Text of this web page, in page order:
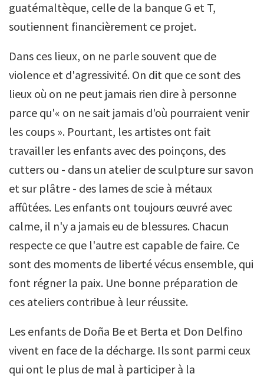
guatémaltèque, celle de la banque G et T,
soutiennent financièrement ce projet.
Dans ces lieux, on ne parle souvent que de
violence et d'agressivité. On dit que ce sont des
lieux où on ne peut jamais rien dire à personne
parce qu'« on ne sait jamais d'où pourraient venir
les coups ». Pourtant, les artistes ont fait
travailler les enfants avec des poinçons, des
cutters ou - dans un atelier de sculpture sur savon
et sur plâtre - des lames de scie à métaux
affûtées. Les enfants ont toujours œuvré avec
calme, il n'y a jamais eu de blessures. Chacun
respecte ce que l'autre est capable de faire. Ce
sont des moments de liberté vécus ensemble, qui
font régner la paix. Une bonne préparation de
ces ateliers contribue à leur réussite.
Les enfants de Doña Be et Berta et Don Delfino
vivent en face de la décharge. Ils sont parmi ceux
qui ont le plus de mal à participer à la